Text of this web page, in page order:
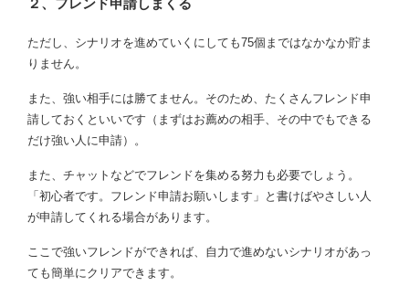
２、フレンド申請しまくる
ただし、シナリオを進めていくにしても75個まではなかなか貯ま
りません。
また、強い相手には勝てません。そのため、たくさんフレンド申
請しておくといいです（まずはお薦めの相手、その中でもできる
だけ強い人に申請）。
また、チャットなどでフレンドを集める努力も必要でしょう。
「初心者です。フレンド申請お願いします」と書けばやさしい人
が申請してくれる場合があります。
ここで強いフレンドができれば、自力で進めないシナリオがあっ
ても簡単にクリアできます。